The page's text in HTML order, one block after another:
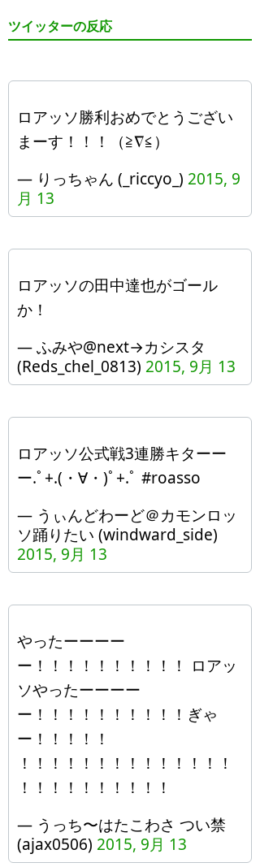
ツイッターの反応
ロアッソ勝利おめでとうござい
まーす！！！（≧∇≦）
— りっちゃん (_riccyo_) 2015, 9
月 13
ロアッソの田中達也がゴール
か！
— ふみや@next→カシスタ
(Reds_chel_0813) 2015, 9月 13
ロアッソ公式戦3連勝キターー
ー.ﾟ+.(・∀・)ﾟ+.ﾟ #roasso
— うぃんどわーど＠カモンロッ
ソ踊りたい (windward_side)
2015, 9月 13
やったーーーー
ー！！！！！！！！！！ ロアッ
ソやったーーーー
ー！！！！！！！！！！ぎゃ
ー！！！！！
！！！！！！！！！！！！！！
！！！！！！！！！！
— うっち〜はたこわさ つい禁
(ajax0506) 2015, 9月 13